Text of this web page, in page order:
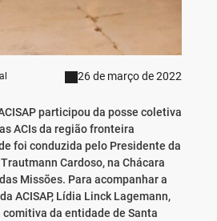
26 de março de 2022
participou da posse coletiva
ACIs da região fronteira
foi conduzida pelo Presidente da
Cardoso, na Chácara
Missões. Para acompanhar a
ACISAP, Lídia Linck Lagemann,
da entidade de Santa